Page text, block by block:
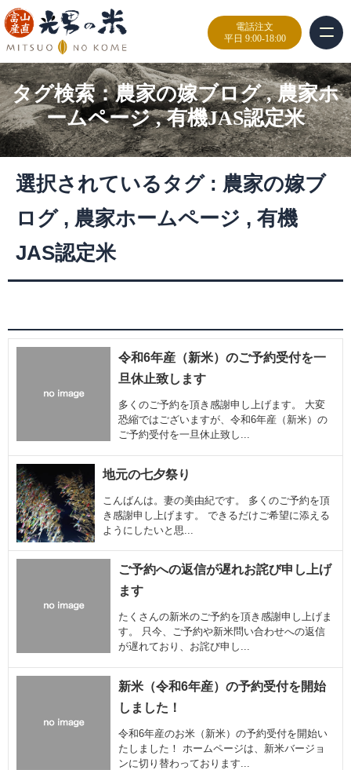
電話注文
平日 9:00-18:00
タグ検索：農家の嫁ブログ,農家ホ
ームページ,有機JAS認定米
選択されているタグ : 農家の嫁ブ
ログ, 農家ホームページ , 有機
JAS認定米
令和6年産（新米）のご予約受付を一
旦休止致します
多くのご予約を頂き感謝申し上げます。 大変
恐縮ではございますが、令和6年産（新米）の
ご予約受付を一旦休止致し...
地元の七夕祭り
こんばんは。妻の美由紀です。 多くのご予約を頂
き感謝申し上げます。 できるだけご希望に添える
ようにしたいと思...
ご予約への返信が遅れお詫び申し上げ
ます
たくさんの新米のご予約を頂き感謝申し上げま
す。 只今、ご予約や新米問い合わせへの返信
が遅れており、お詫び申し...
新米（令和6年産）の予約受付を開始
しました！
令和6年産のお米（新米）の予約受付を開始い
たしました！ ホームページは、新米バージョ
ンに切り替わっております...